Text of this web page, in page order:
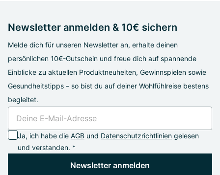
Newsletter anmelden & 10€ sichern
Melde dich für unseren Newsletter an, erhalte deinen
persönlichen 10€-Gutschein und freue dich auf spannende
Einblicke zu aktuellen Produktneuheiten, Gewinnspielen sowie
Gesundheitstipps – so bist du auf deiner Wohlfühlreise bestens
begleitet.
Ja, ich habe die AGB und Datenschutzrichtlinien gelesen
und verstanden. *
Newsletter anmelden